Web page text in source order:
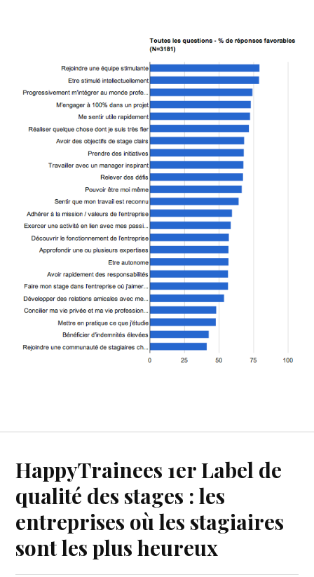
HappyTrainees 1er Label de
qualité des stages : les
entreprises où les stagiaires
sont les plus heureux